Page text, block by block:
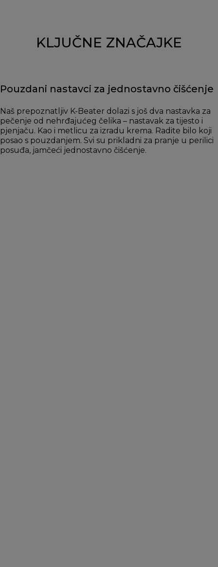
KLJUČNE ZNAČAJKE
Pouzdani nastavci za jednostavno čišćenje
Naš prepoznatljiv K-Beater dolazi s još dva nastavka za
pečenje od nehrđajućeg čelika – nastavak za tijesto i
pjenjaču. Kao i metlicu za izradu krema. Radite bilo koji
posao s pouzdanjem. Svi su prikladni za pranje u perilici
posuđa, jamčeći jednostavno čišćenje.